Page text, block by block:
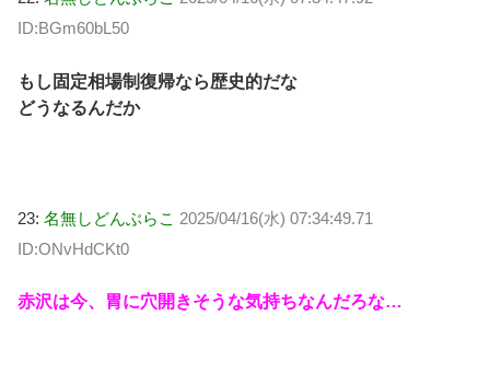
ID:BGm60bL50
もし固定相場制復帰なら歴史的だな
どうなるんだか
23: 名無しどんぶらこ 2025/04/16(水) 07:34:49.71
ID:ONvHdCKt0
赤沢は今、胃に穴開きそうな気持ちなんだろな…